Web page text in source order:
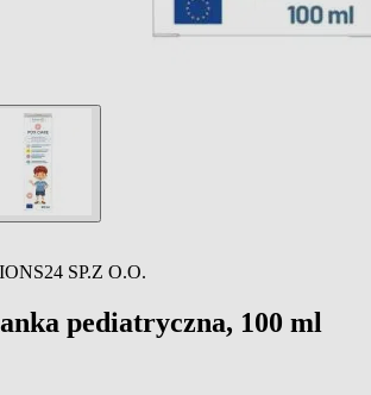
SP.Z O.O.
pediatryczna, 100 ml